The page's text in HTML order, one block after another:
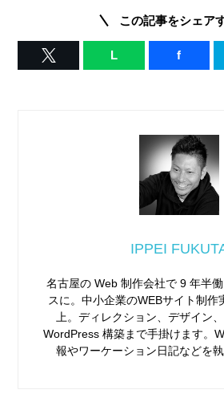
この記事をシェア
L f
IPPEI
名古屋の Web 制作会社で 9 年半
スに。中小企業のWEBサイト制作
上。ディレクション、デザイン
WordPress 構築まで手掛けます。
報やワーケーション日記などを執